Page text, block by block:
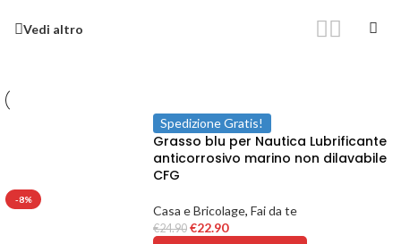
Vedi altro
-8%
Spedizione Gratis!
Grasso blu per Nautica Lubrificante
anticorrosivo marino non dilavabile
CFG
Casa e Bricolage, Fai da te
€24.90 €22.90